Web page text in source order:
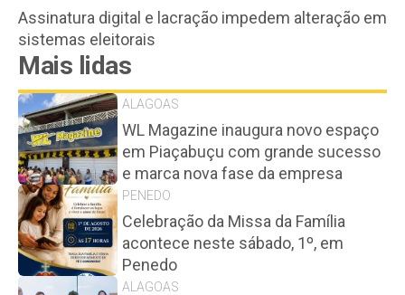
Assinatura digital e lacração impedem alteração em
sistemas eleitorais
Mais lidas
ALAGOAS
WL Magazine inaugura novo espaço
em Piaçabuçu com grande sucesso
e marca nova fase da empresa
PENEDO
Celebração da Missa da Família
acontece neste sábado, 1º, em
Penedo
ALAGOAS